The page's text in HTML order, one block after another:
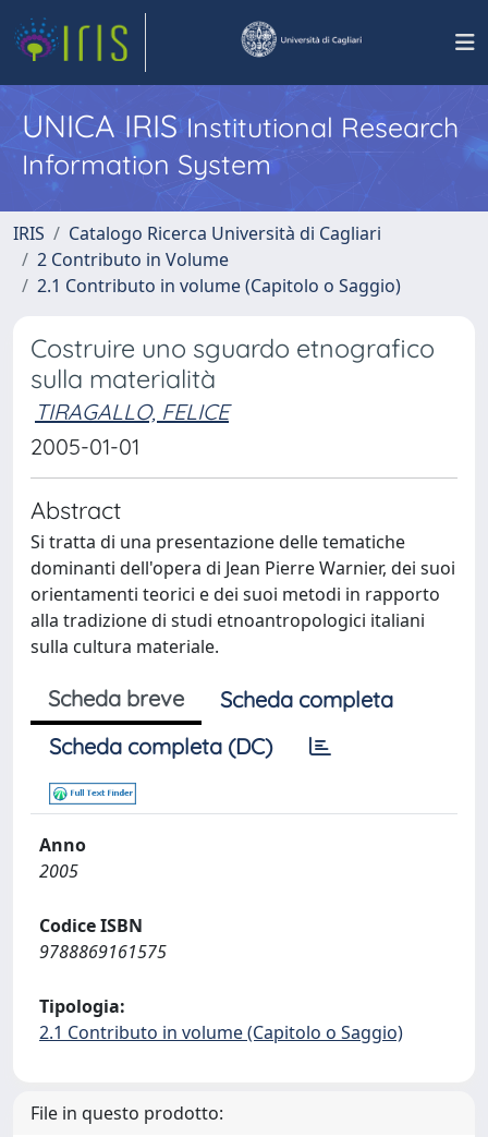
UNICA IRISInstitutional Research
Information System
IRIS
Catalogo Ricerca Università di Cagliari
2 Contributo in Volume
2.1 Contributo in volume (Capitolo o Saggio)
Costruire uno sguardo etnografico
sulla materialità
TIRAGALLO, FELICE
2005-01-01
Abstract
Si tratta di una presentazione delle tematiche
dominanti dell'opera di Jean Pierre Warnier, dei suoi
orientamenti teorici e dei suoi metodi in rapporto
alla tradizione di studi etnoantropologici italiani
sulla cultura materiale.
Scheda breve
Scheda completa
Scheda completa (DC)
Anno
2005
Codice ISBN
9788869161575
Tipologia:
2.1 Contributo in volume (Capitolo o Saggio)
File in questo prodotto: